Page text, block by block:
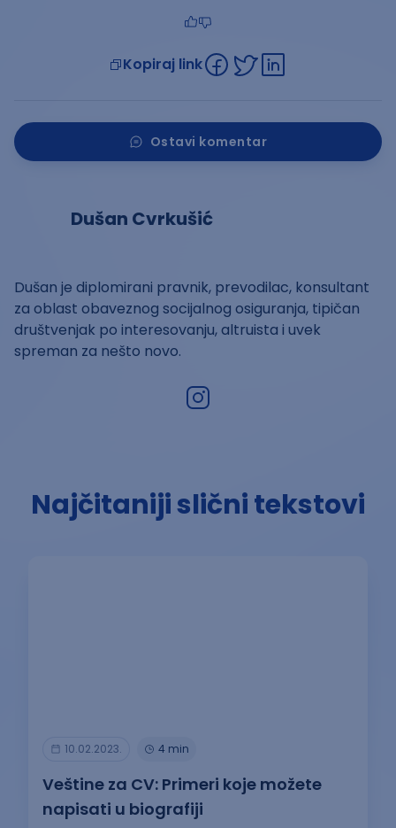
Kopiraj link
Ostavi komentar
Dušan Cvrkušić
Dušan je diplomirani pravnik, prevodilac, konsultant
za oblast obaveznog socijalnog osiguranja, tipičan
društvenjak po interesovanju, altruista i uvek
spreman za nešto novo.
Najčitaniji slični tekstovi
10.02.2023. 4 min
Veštine za CV: Primeri koje možete
napisati u biografiji